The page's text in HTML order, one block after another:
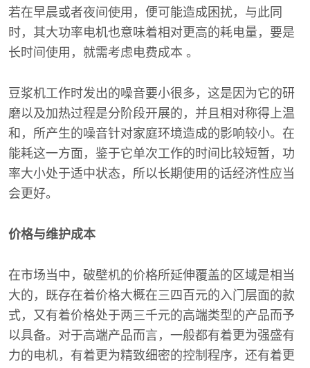
若在早晨或者夜间使用，便可能造成困扰，与此同
时，其大功率电机也意味着相对更高的耗电量，要是
长时间使用，就需考虑电费成本 。
豆浆机工作时发出的噪音要小很多，这是因为它的研
磨以及加热过程是分阶段开展的，并且相对称得上温
和，所产生的噪音针对家庭环境造成的影响较小。在
能耗这一方面，鉴于它单次工作的时间比较短暂，功
率大小处于适中状态，所以长期使用的话经济性应当
会更好。
价格与维护成本
在市场当中，破壁机的价格所延伸覆盖的区域是相当
大的，既存在着价格大概在三四百元的入门层面的款
式，又有着价格处于两三千元的高端类型的产品而予
以具备。对于高端产品而言，一般都有着更为强盛有
力的电机，有着更为精致细密的控制程序，还有着更